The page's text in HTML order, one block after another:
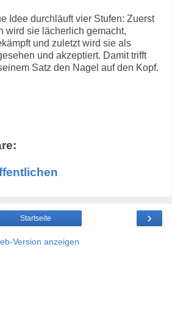
Idee durchläuft vier Stufen: Zuerst
wird sie lächerlich gemacht,
und zuletzt wird sie als
und akzeptiert. Damit trifft
Satz den Nagel auf den Kopf.
›
Startseite
Version anzeigen